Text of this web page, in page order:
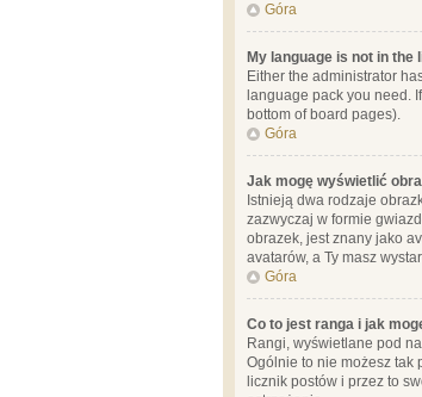
Góra
My language is not in the
Either the administrator
language pack you need.
bottom of board pages).
Góra
Jak mogę wyświetlić
Istnieją dwa rodzaje
zazwyczaj w formie
obrazek, jest znany jako
avatarów, a Ty masz
Góra
Co to jest ranga i jak
Rangi, wyświetlane pod
Ogólnie to nie możesz tak
licznik postów i przez to